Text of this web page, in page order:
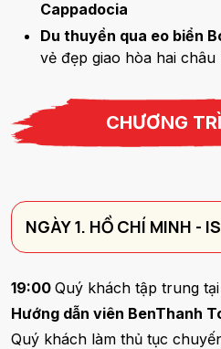
Cappadocia
Du thuyền qua eo biển
vẻ đẹp giao hòa hai châu
CHƯƠNG
NGÀY 1. HỒ CHÍ MINH -
19:00 Quý khách tập trung tại
Hướng dẫn viên BenThanh
Quý khách làm thủ tục